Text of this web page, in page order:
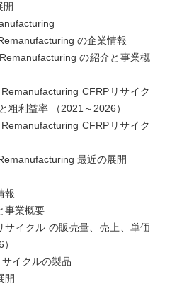
開
Remanufacturing の企業情報
粗利益率 （2021～2026）
Remanufacturing 最近の展開
報
と事業概要
リサイクルの製品
開